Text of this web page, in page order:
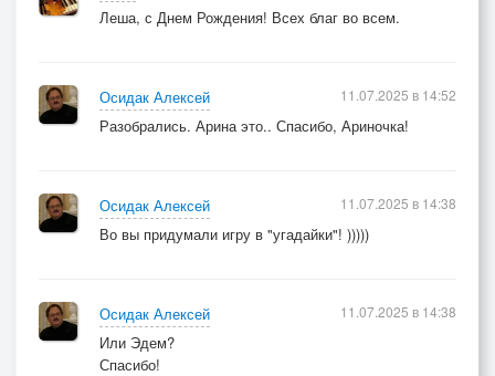
Леша, с Днем Рождения! Всех благ во всем.
Осидак Алексей
Разобрались. Арина это.. Спасибо, Ариночка!
11.07.2025 в 14:52
Осидак Алексей
Во вы придумали игру в "угадайки"! )))))
11.07.2025 в 14:38
Осидак Алексей
Или Эдем?
Спасибо!
11.07.2025 в 14:38